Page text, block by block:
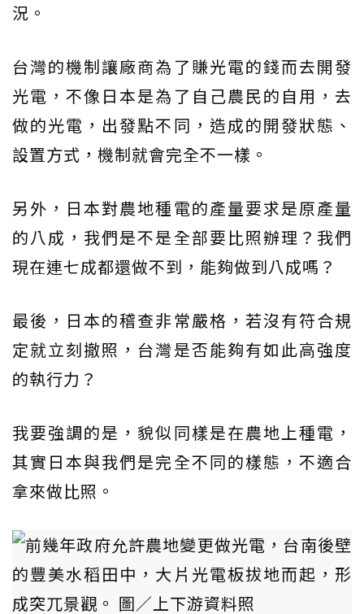
況。
台灣的機制讓廠商為了賺光電的錢而去開發
光電，不像日本是為了自己農民的自用，去
做的光電，出發點不同，造成的開發狀態、
設置方式，機制就會完全不一樣。
另外，日本對農地種電的產量要求是原產量
的八成，我們是不是全部要比照辦理？我們
現在連七成都還做不到，能夠做到八成嗎？
最後，日本的稽查非常嚴格，若沒有符合規
定就立刻撤照，台灣是否能夠有如此高強度
的執行力？
我要強調的是，貌似同樣是在農地上種電，
其實日本與我們是完全不同的樣態，不適合
拿來做比照。